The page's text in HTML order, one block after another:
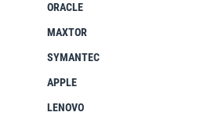
ORACLE
MAXTOR
SYMANTEC
APPLE
LENOVO